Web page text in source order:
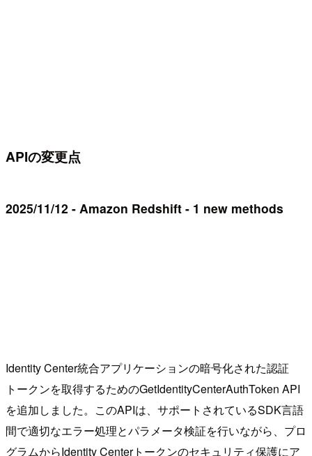
APIの変更点
2025/11/12 - Amazon Redshift - 1 new methods
Identity Center統合アプリケーションの暗号化された認証
トークンを取得するためのGetIdentityCenterAuthToken API
を追加しました。このAPIは、サポートされているSDK言語
間で適切なエラー処理とパラメータ検証を行いながら、プロ
グラムからIdentity Centerトークンのセキュリティ保護にア